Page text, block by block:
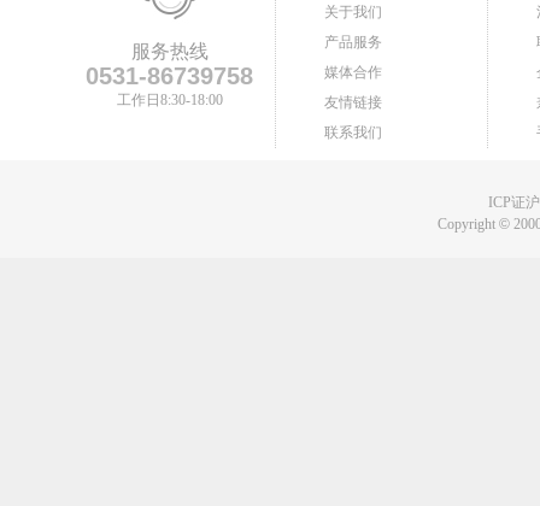
服务热线
0531-86739758
工作日8:30-18:00
关于我们
产品服务
媒体合作
友情链接
联系我们
ICP证
Copyright©